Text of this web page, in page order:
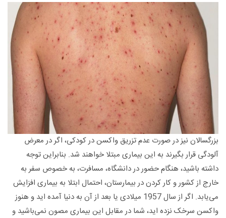
بزرگسالان نیز در صورت عدم تزریق واکسن در کودکی، اگر در معرض
آلودگی قرار بگیرند به این بیماری مبتلا خواهند شد. بنابراین توجه
داشته باشید، هنگام حضور در دانشگاه، مسافرت، به خصوص سفر به
خارج از کشور و کار کردن در بیمارستان، احتمال ابتلا به بیماری افزایش
می‌یابد. اگر از سال 1957 میلادی یا بعد از آن به دنیا آمده اید و هنوز
واکسن سرخک نزده اید، شما در مقابل این بیماری مصون نمی‌باشید و